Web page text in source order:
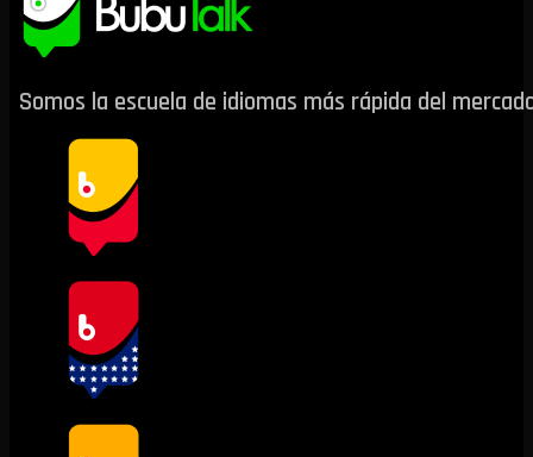
Somos la escuela de idiomas más rápida del